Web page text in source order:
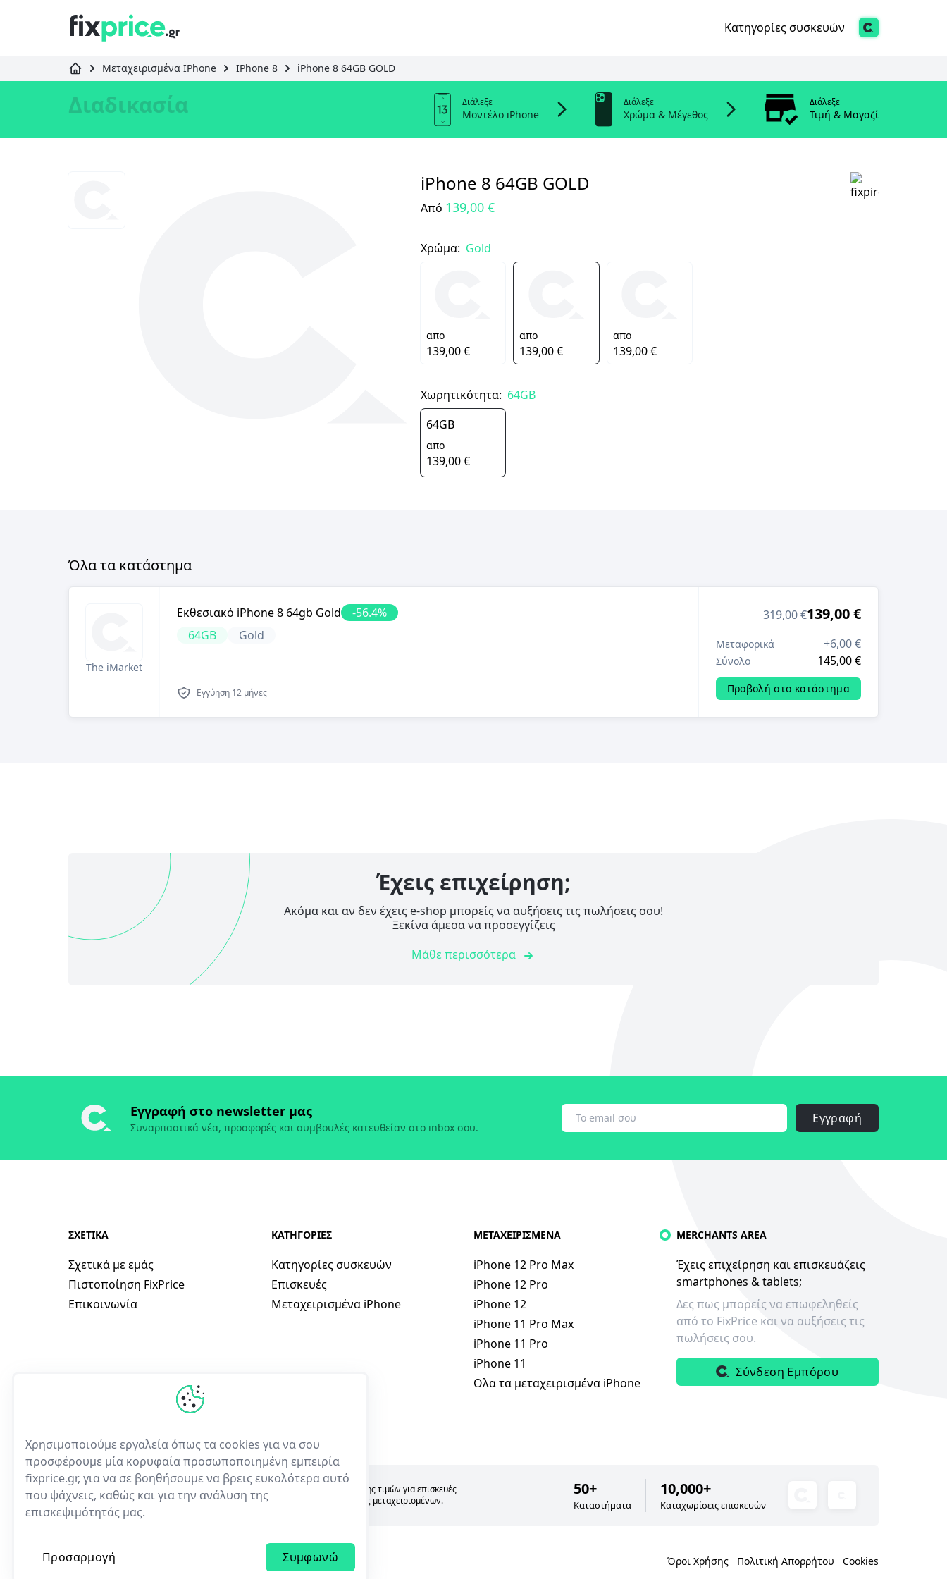
Κατηγορίες συσκευών
Μεταχειρισμένα IPhone IPhone 8 iPhone 8 64GB GOLD
Διαδικασία Διάλεξε
Μοντέλο iPhone
Διάλεξε
Χρώμα & Μέγεθος
Διάλεξε
Τιμή & Μαγαζί
iPhone 8 64GB GOLD
Από 139,00 €
Χρώμα: Gold
απο
139,00 €
απο
139,00 €
απο
139,00 €
Χωρητικότητα: 64GB
64GB
απο
139,00 €
Όλα τα κατάστημα
The iMarket
Εκθεσιακό iPhone 8 64gb Gold -56.4%
64GB
Gold
Εγγύηση 12 μήνες
319,00 €139,00 €
Μεταφορικά +6,00 €
Σύνολο 145,00 €
Προβολή στο κατάστημα
Έχεις επιχείρηση;
Ακόμα και αν δεν έχεις e-shop μπορείς να αυξήσεις τις πωλήσεις σου!
Ξεκίνα άμεσα να προσεγγίζεις
Μάθε περισσότερα
Εγγραφή στο newsletter μας
Συναρπαστικά νέα, προσφορές και συμβουλές κατευθείαν στο inbox σου.
Εγγραφή
ΣΧΕΤΙΚΑ
Σχετικά με εμάς
Πιστοποίηση FixPrice
Επικοινωνία
ΚΑΤΗΓΟΡΙΕΣ
Κατηγορίες συσκευών
Επισκευές
Μεταχειρισμένα iPhone
ΜΕΤΑΧΕΙΡΙΣΜΕΝΑ
iPhone 12 Pro Max
iPhone 12 Pro
iPhone 12
iPhone 11 Pro Max
iPhone 11 Pro
iPhone 11
Ολα τα μεταχειρισμένα iPhone
MERCHANTS AREA
Έχεις επιχείρηση και επισκευάζεις
smartphones & tablets;
Δες πως μπορείς να επωφεληθείς
από το FixPrice και να αυξήσεις τις
πωλήσεις σου.
Σύνδεση Εμπόρου
Η πρώτη ελληνική υπηρεσία σύγκρισης τιμών για επισκευές
ηλεκτρονικών συσκευών και πώλησης μεταχειρισμένων.
50+
Καταστήματα
10,000+
Καταχωρίσεις επισκευών
© 2023 | All rights reserved Όροι Χρήσης Πολιτική Απορρήτου Cookies
Χρησιμοποιούμε εργαλεία όπως τα cookies για να σου
προσφέρουμε μία κορυφαία προσωποποιημένη εμπειρία
fixprice.gr, για να σε βοηθήσουμε να βρεις ευκολότερα αυτό
που ψάχνεις, καθώς και για την ανάλυση της
επισκεψιμότητάς μας.
Προσαρμογή Συμφωνώ